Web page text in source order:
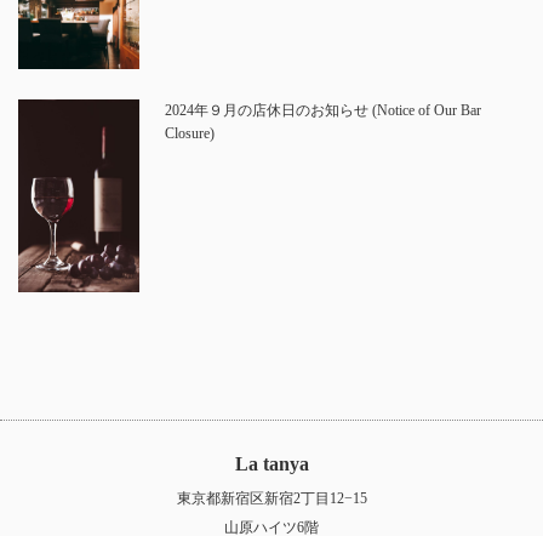
2024年９月の店休日のお知らせ (Notice of Our Bar
Closure)
La tanya
東京都新宿区新宿2丁目12−15
山原ハイツ6階